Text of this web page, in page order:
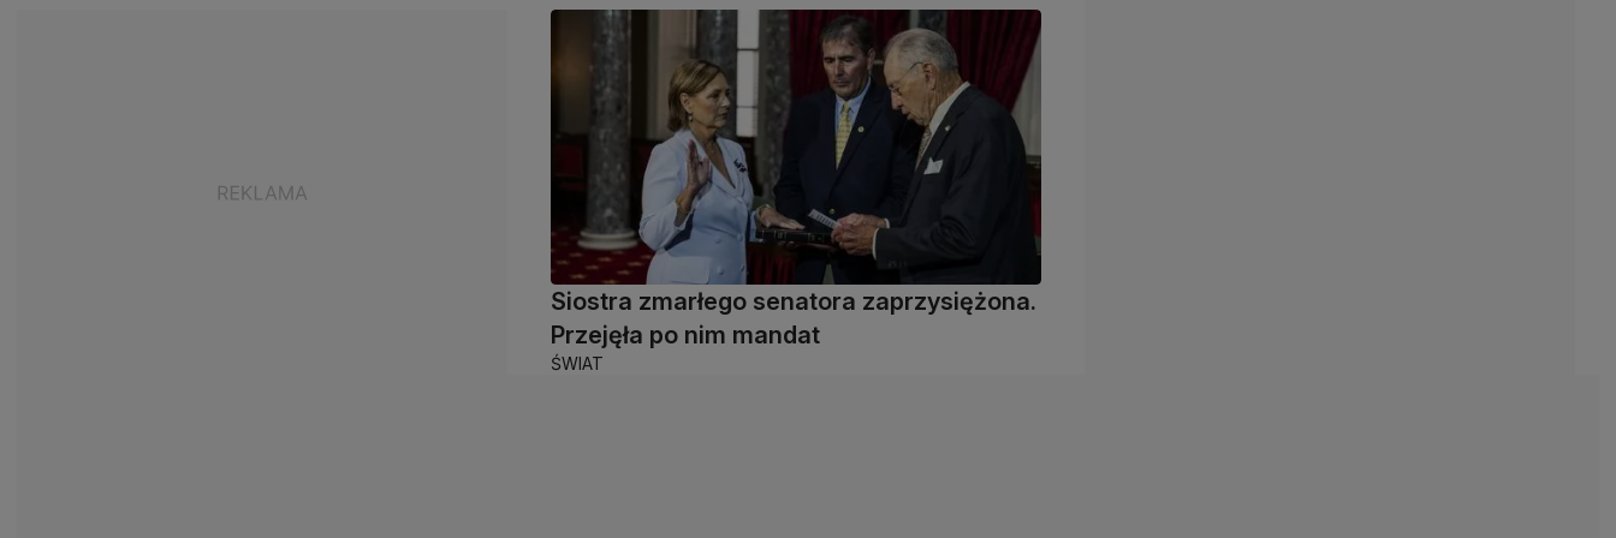
Siostra zmarłego senatora zaprzysiężona.
Przejęła po nim mandat
ŚWIAT